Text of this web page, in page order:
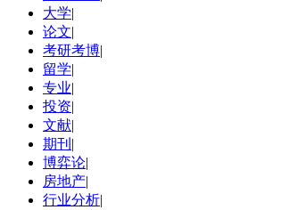
大学|
论文|
考研考博|
留学|
专业|
投资|
文献|
期刊 |
博弈论|
房地产|
行业分析|